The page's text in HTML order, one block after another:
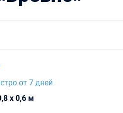
от 7 дней
х 0,6 м